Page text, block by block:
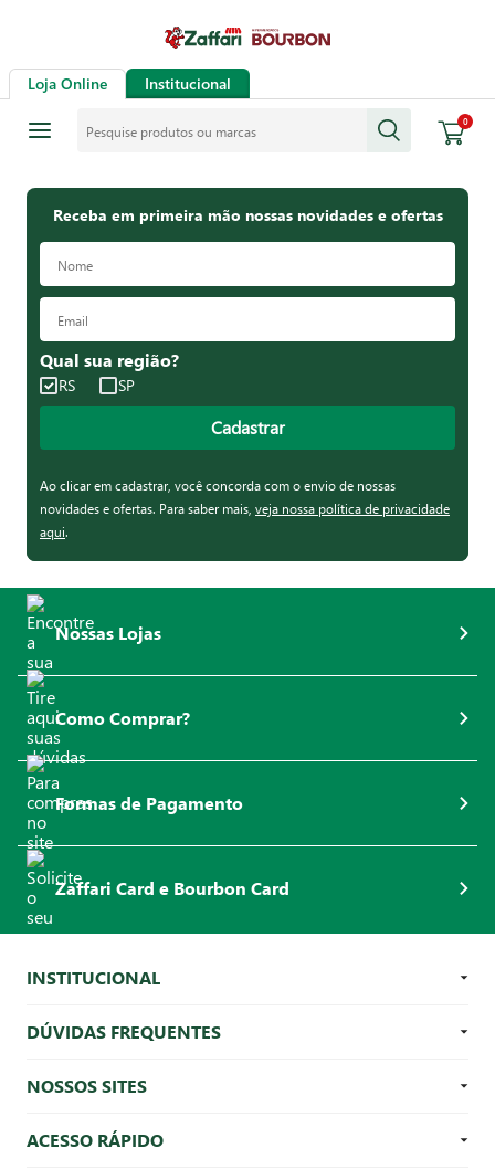
Loja Online Institucional
0
Receba em primeira mão nossas novidades e ofertas
Qual sua região?
RS SP
Cadastrar
Ao clicar em cadastrar, você concorda com o envio de nossas
novidades e ofertas. Para saber mais, veja nossa política de privacidade
aqui.
Nossas Lojas
Como Comprar?
Formas de Pagamento
Zaffari Card e Bourbon Card
INSTITUCIONAL
DÚVIDAS FREQUENTES
NOSSOS SITES
ACESSO RÁPIDO